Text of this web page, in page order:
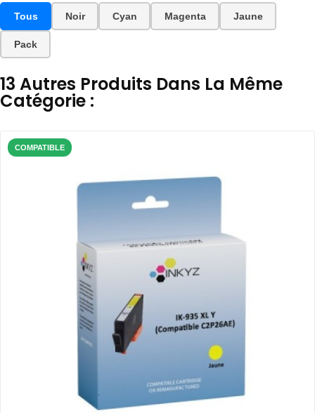
Tous Noir Cyan Magenta Jaune
Pack
13 Autres Produits Dans La Même
Catégorie :
COMPATIBLE